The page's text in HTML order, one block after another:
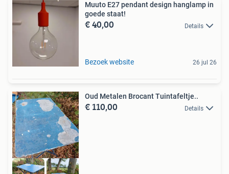
Muuto E27 pendant design hanglamp in
goede staat!
€ 40,00 Details
Bezoek website 26 jul 26
Oud Metalen Brocant Tuintafeltje..
€ 110,00 Details